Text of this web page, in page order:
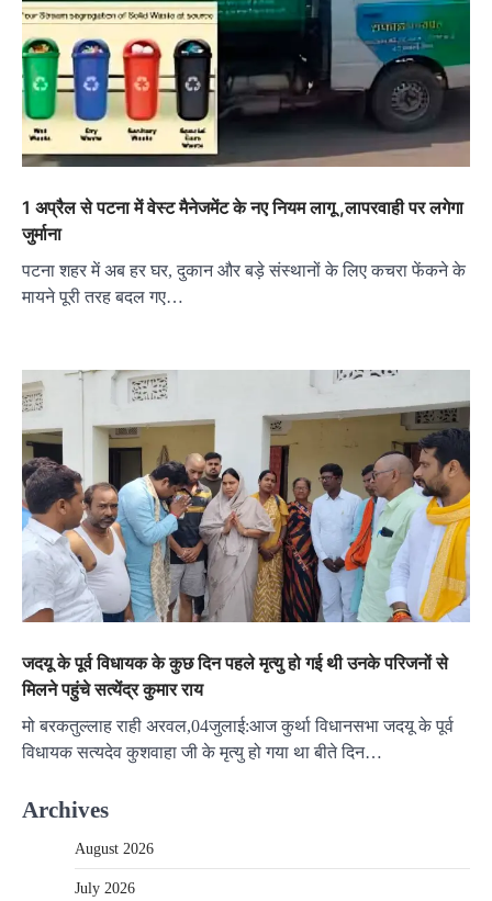
1 अप्रैल से पटना में वेस्ट मैनेजमेंट के नए नियम लागू ,लापरवाही पर लगेगा
जुर्माना
पटना शहर में अब हर घर, दुकान और बड़े संस्थानों के लिए कचरा फेंकने के
मायने पूरी तरह बदल गए…
जदयू के पूर्व विधायक के कुछ दिन पहले मृत्यु हो गई थी उनके परिजनों से
मिलने पहुंचे सत्येंद्र कुमार राय
मो बरकतुल्लाह राही अरवल,04जुलाई:आज कुर्था विधानसभा जदयू के पूर्व
विधायक सत्यदेव कुशवाहा जी के मृत्यु हो गया था बीते दिन…
Archives
August 2026
July 2026